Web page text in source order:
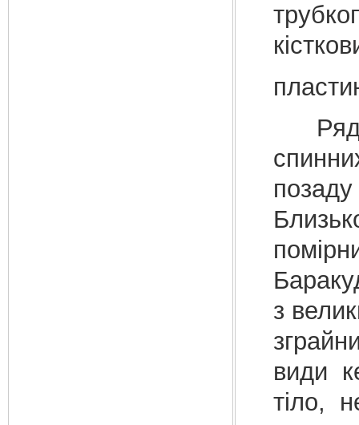
Ряд
з
види
тіло,